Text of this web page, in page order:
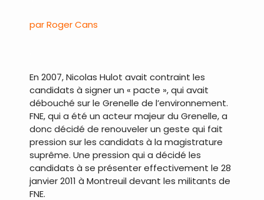
par Roger Cans
En 2007, Nicolas Hulot avait contraint les
candidats à signer un « pacte », qui avait
débouché sur le Grenelle de l’environnement.
FNE, qui a été un acteur majeur du Grenelle, a
donc décidé de renouveler un geste qui fait
pression sur les candidats à la magistrature
suprême. Une pression qui a décidé les
candidats à se présenter effectivement le 28
janvier 2011 à Montreuil devant les militants de
FNE.